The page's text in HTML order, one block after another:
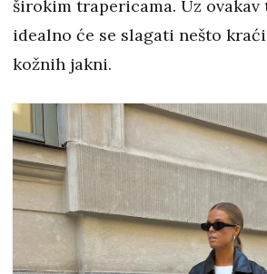
širokim trapericama. Uz ovakav
idealno će se slagati nešto
kožnih jakni.